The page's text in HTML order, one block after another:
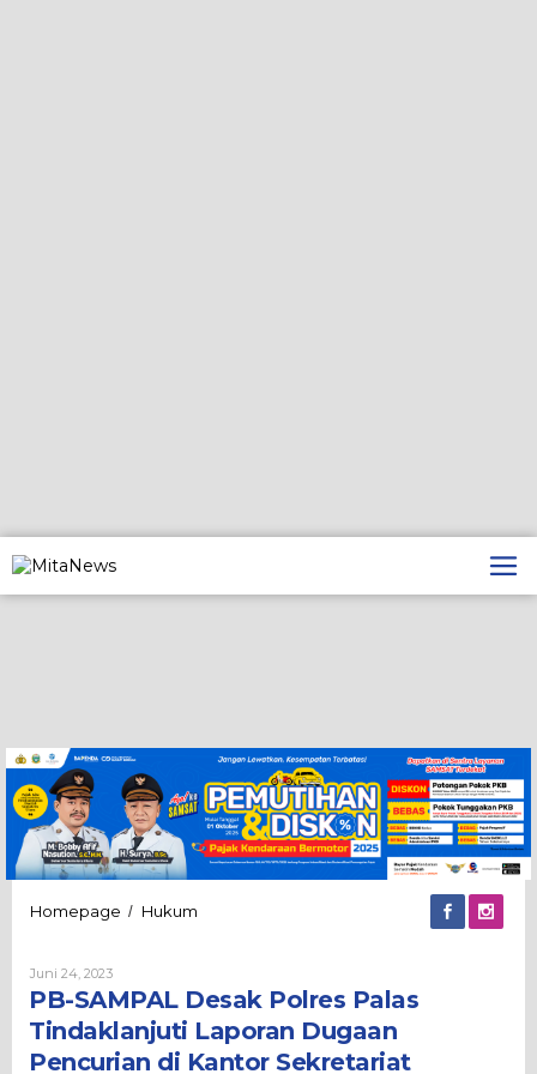
ke
konten
Homepage / Hukum
Palas
Laporan
Dugaan
Juni 24, 2023Oleh
PB-SAMPAL Desak Polres Palas
Tindaklanjuti Laporan Dugaan
Pencurian di Kantor Sekretariat